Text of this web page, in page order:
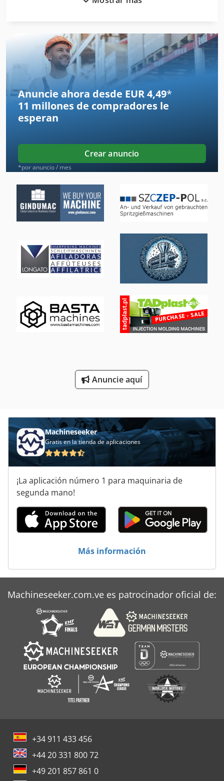
Calderas De Vapor
Calibre De
Carpeta De
Carril De Calefacción
Cortadora De Hilo
De Laminación
Equipo De Taller
Herramienta De Máquina
Instrucciones De Programación
Invernaderos De
Lucha Contra El Cortador Del Rodillo
Mesa De Lijado
Máquina De Carpintería
Máquina De La Carpintería
Máquina Del Laminador
Sistema De Extracción De
Anuncie ahora desde EUR 4,49*
11 millones de compradores le
esperan
Crear anuncio
*por anuncio / mes
Anuncie aquí
Machineseeker
Gratis en la tienda de aplicaciones
¡La aplicación número 1 para maquinaria de
segunda mano!
Más información
Machineseeker.com.ve es patrocinador oficial de:
+34 911 433 456
+44 20 331 800 72
+49 201 857 861 0